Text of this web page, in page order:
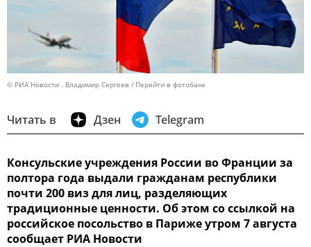
© РИА Новости . Владимир Сергеев Перейти в фотобанк
Читать в Дзен Telegram
Консульские учреждения России во Франции за
полтора года выдали гражданам республики
почти 200 виз для лиц, разделяющих
традиционные ценности. Об этом со ссылкой на
российское посольство в Париже утром 7 августа
сообщает РИА Новости